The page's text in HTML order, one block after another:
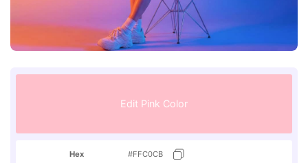
Edit Pink Color
Hex #FFC0CB